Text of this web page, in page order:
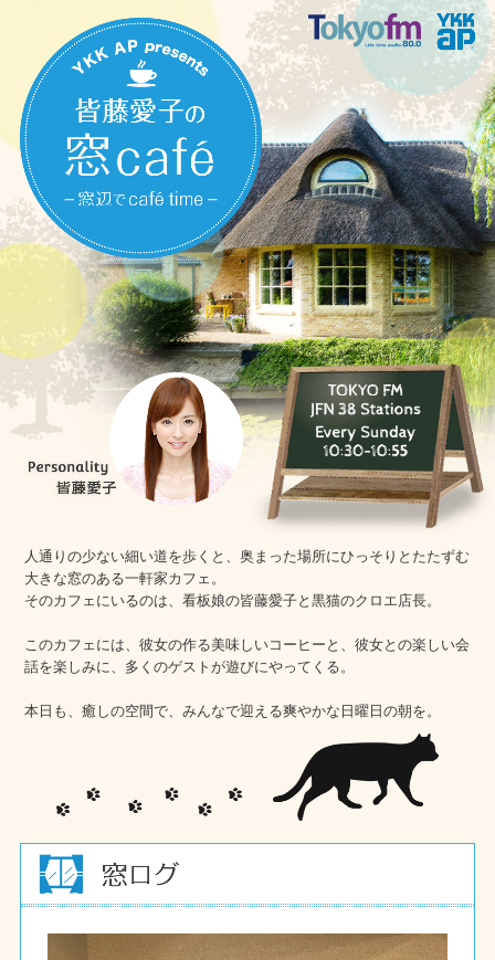
人通りの少ない細い道を歩くと、奥まった場所にひっそりとたたずむ
大きな窓のある一軒家カフェ。
そのカフェにいるのは、看板娘の皆藤愛子と黒猫のクロエ店長。
このカフェには、彼女の作る美味しいコーヒーと、彼女との楽しい会
話を楽しみに、多くのゲストが遊びにやってくる。
本日も、癒しの空間で、みんなで迎える爽やかな日曜日の朝を。